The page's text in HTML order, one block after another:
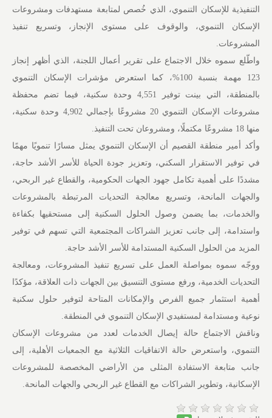
التنفيذية للإسكان التنموي، الذي خُصص لمتابعة مستهدفات ومشروعات
الإسكان التنموي، والوقوف على مستوى الإنجاز، وتسريع تنفيذ
المشروعات.
واطّلع سموه خلال الاجتماع على تقرير أعمال اللجنة، الذي أظهر إنجاز
123 مهمة بنسبة 100%، كما استعرض مؤشرات الإسكان التنموي
بالمنطقة، التي بينت توفير 4,551 وحدة سكنية، فيما تضم محفظة
مشروعات الإسكان التنموي 20 مشروعًا بإجمالي 4,902 وحدة سكنية،
منها 18 مشروعًا مكتملًا، ومشروعان تحت التنفيذ.
وأكد أمير منطقة القصيم أن الإسكان التنموي يمثل مسارًا تنمويًا مهمًا
في توفير الاستقرار السكني، وتعزيز جودة الحياة للأسر الأشد حاجة،
مشددًا على أهمية تكامل جهود الجهات الحكومية، والقطاع غير الربحي،
والجهات المانحة، وتسريع معالجة التحديات المرتبطة بالمشروعات
والخدمات، بما يضمن وصول الحلول السكنية إلى مستحقيها بكفاءة
واستدامة، إلى جانب تعزيز الشراكات المجتمعية التي تسهم في توفير
المزيد من الحلول السكنية المستدامة للأسر الأشد حاجة.
ووجّه سموه بمواصلة العمل على تسريع تنفيذ المشروعات، ومعالجة
التحديات الخدمية، ورفع مستوى التنسيق بين الجهات ذات العلاقة، مؤكدًا
أهمية استثمار جميع الفرص والإمكانات المتاحة لتوفير حلول سكنية
نوعية ومستدامة لمستفيدي الإسكان التنموي في المنطقة.
وناقش الاجتماع حالة إيصال الخدمات لعدد من مشروعات الإسكان
التنموي، واستعرض حالة الاتفاقيات الثلاثية مع الجمعيات الأهلية، إلى
جانب متابعة الاستفادة المثلى من الأراضي المخصصة للمشروعات
الإسكانية، وتطوير الشراكات مع القطاع غير الربحي والجهات المانحة.